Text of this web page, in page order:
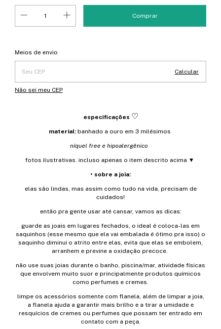
Entregas para o CEP:
Meios de envio
Calcular
Não sei meu CEP
especificações ♡
material: banhado a ouro em 3 milésimos
níquel free e hipoalergênico
fotos ilustrativas. incluso apenas o item descrito acima ▼
• sobre a joia:
elas são lindas, mas assim como tudo na vida, precisam de
cuidados!
então pra gente usar até cansar, vamos as dicas:
guarde as joais em lugares fechados, o ideal é coloca-las em
saquinhos (esse mesmo que ela vai embalada é ótimo pra isso) o
saquinho diminui o atrito entre elas, evita que elas se embolem,
arranhem e previne a oxidação precoce.
não use suas joias durante o banho, piscina/mar, atividade físicas
que envolvem muito suor e principalmente produtos químicos
como perfumes e cremes.
limpe os acessórios somente com flanela, além de limpar a joia,
a flanela ajuda a garantir mais brilho e a tirar a umidade e
resquícios de cremes ou perfumes que possam ter entrado em
contato com a peça.